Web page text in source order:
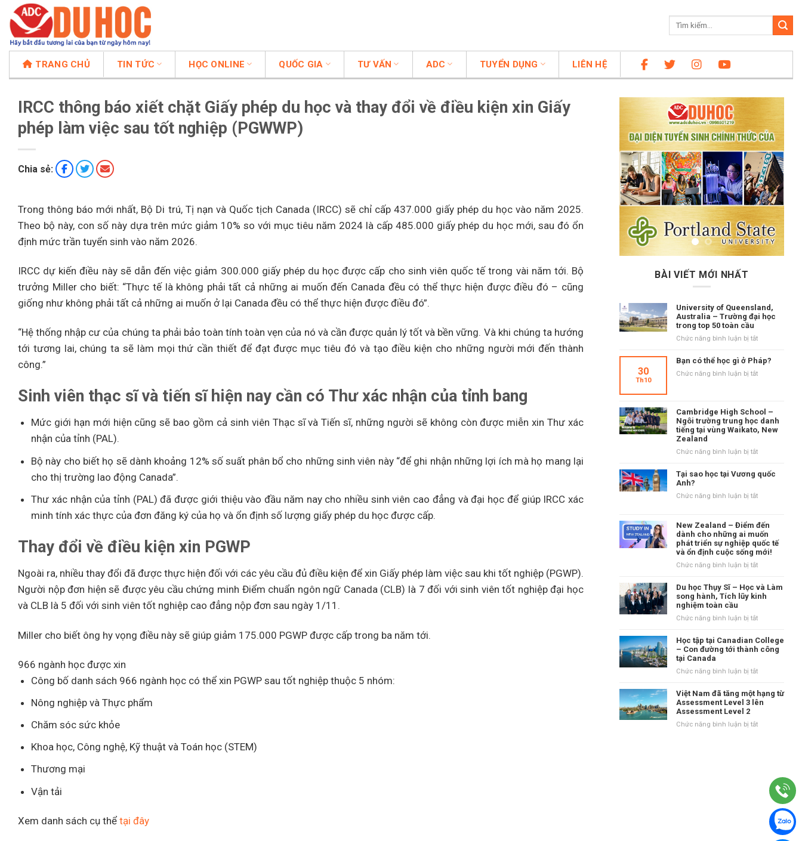
Chuyển
đến
nội
dung
TRANG CHỦ TIN TỨC HỌC ONLINE QUỐC GIA TƯ VẤN ADC TUYỂN DỤNG LIÊN HỆ
IRCC thông báo xiết chặt Giấy phép du học và thay đổi về điều kiện xin Giấy
phép làm việc sau tốt nghiệp (PGWWP)
Chia sẻ:
Trong thông báo mới nhất, Bộ Di trú, Tị nạn và Quốc tịch Canada (IRCC) sẽ chỉ cấp 437.000 giấy phép du học vào năm 2025.
Theo bộ này, con số này dựa trên mức giảm 10% so với mục tiêu năm 2024 là cấp 485.000 giấy phép du học mới, sau đó ổn
định mức trần tuyển sinh vào năm 2026.
IRCC dự kiến ​​điều này sẽ dẫn đến việc giảm 300.000 giấy phép du học được cấp cho sinh viên quốc tế trong vài năm tới. Bộ
trưởng Miller cho biết: “Thực tế là không phải tất cả những ai muốn đến Canada đều có thể thực hiện được điều đó – cũng
giống như không phải tất cả những ai muốn ở lại Canada đều có thể thực hiện được điều đó”.
“Hệ thống nhập cư của chúng ta phải bảo toàn tính toàn vẹn của nó và cần được quản lý tốt và bền vững. Và khi chúng ta hướng
tới tương lai, chúng ta sẽ làm mọi thứ cần thiết để đạt được mục tiêu đó và tạo điều kiện cho những người mới đến thành
công.”
Sinh viên thạc sĩ và tiến sĩ hiện nay cần có Thư xác nhận của tỉnh bang
Mức giới hạn mới hiện cũng sẽ bao gồm cả sinh viên Thạc sĩ và Tiến sĩ, những người sẽ không còn được miễn xin Thư xác
nhận của tỉnh (PAL).
Bộ này cho biết họ sẽ dành khoảng 12% số suất phân bổ cho những sinh viên này “để ghi nhận những lợi ích mà họ mang lại
cho thị trường lao động Canada”.
Thư xác nhận của tỉnh (PAL) đã được giới thiệu vào đầu năm nay cho nhiều sinh viên cao đẳng và đại học để giúp IRCC xác
minh tính xác thực của đơn đăng ký của họ và ổn định số lượng giấy phép du học được cấp.
Thay đổi về điều kiện xin PGWP
Ngoài ra, nhiều thay đổi đã được thực hiện đối với các yêu cầu đủ điều kiện để xin Giấy phép làm việc sau khi tốt nghiệp (PGWP).
Người nộp đơn hiện sẽ được yêu cầu chứng minh Điểm chuẩn ngôn ngữ Canada (CLB) là 7 đối với sinh viên tốt nghiệp đại học
và CLB là 5 đối với sinh viên tốt nghiệp cao đẳng nộp đơn sau ngày 1/11.
Miller cho biết ông hy vọng điều này sẽ giúp giảm 175.000 PGWP được cấp trong ba năm tới.
966 ngành học được xin
Công bố danh sách 966 ngành học có thể xin PGWP sau tốt nghiệp thuộc 5 nhóm:
Nông nghiệp và Thực phẩm
Chăm sóc sức khỏe
Khoa học, Công nghệ, Kỹ thuật và Toán học (STEM)
Thương mại
Vận tải
Xem danh sách cụ thể tại đây
BÀI VIẾT MỚI NHẤT
University of Queensland,
Australia – Trường đại học
trong top 50 toàn cầu
Chức năng bình luận bị tắtở
of
đại
học
trong
50
cầu
30
Th10
Bạn có thể học gì ở Pháp?
Chức năng bình luận bị tắtở
học
gì
ở
Cambridge High School –
Ngôi trường trung học danh
tiếng tại vùng Waikato, New
Zealand
Chức năng bình luận bị tắtở
High
trung
học
danh
tiếng
tại
Waikato,
New
Tại sao học tại Vương quốc
Anh?
Chức năng bình luận bị tắtở
học
tại
Vương
quốc
Anh?
New Zealand – Điểm đến
dành cho những ai muốn
phát triển sự nghiệp quốc tế
và ổn định cuộc sống mới!
Chức năng bình luận bị tắtở
Zealand
–
đến
cho
những
sự
nghiệp
tế
mới!
Du học Thụy Sĩ – Học và Làm
song hành, Tích lũy kinh
nghiệm toàn cầu
Chức năng bình luận bị tắtở
học
Thụy
–
và
Làm
Học tập tại Canadian College
– Con đường tới thành công
tại Canada
Chức năng bình luận bị tắtở
tập
tại
College
công
Canada
Việt Nam đã tăng một hạng từ
Assessment Level 3 lên
Assessment Level 2
Chức năng bình luận bị tắtở
hạng
Assessment
Level